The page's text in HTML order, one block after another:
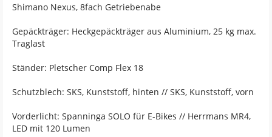
Shimano Nexus, 8fach Getriebenabe
Gepäckträger: Heckgepäckträger aus Aluminium, 25 kg max.
Traglast
Ständer: Pletscher Comp Flex 18
Schutzblech: SKS, Kunststoff, hinten // SKS, Kunststoff, vorn
Vorderlicht: Spanninga SOLO für E-Bikes // Herrmans MR4,
LED mit 120 Lumen